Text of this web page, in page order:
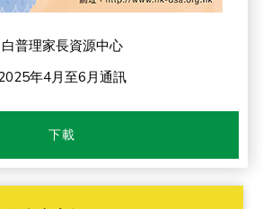
白普理家長資源中心
年4月至6月通訊
下載